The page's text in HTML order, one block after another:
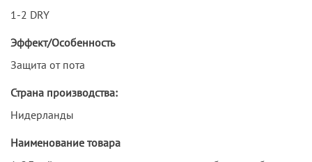
1-2 DRY
Эффект/Особенность
Защита от пота
Страна производства:
Нидерланды
Наименование товара